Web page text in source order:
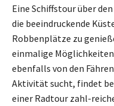
Eine Schiffstour über
die beeindruckende
Robbenplätze zu
einmalige
ebenfalls von den
Aktivität sucht, findet
einer Radtour zahl-